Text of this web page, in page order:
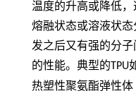
温度的升高或降低
熔融状态或溶液状
发之后又有强的分
的性能。典型的TPU
热塑性聚氨酯弹性体